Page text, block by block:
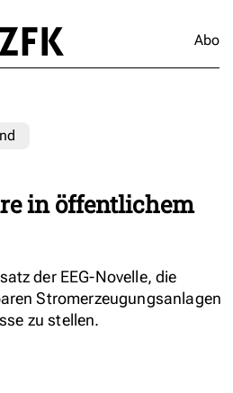
Abo
in öffentlichem
der EEG-Novelle, die
Stromerzeugungsanlagen
zu stellen.